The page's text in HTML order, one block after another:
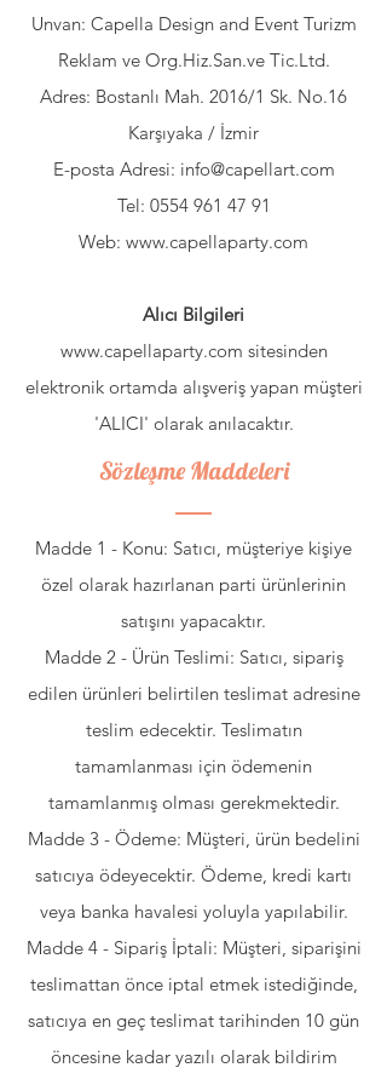
Unvan: Capella Design and Event Turizm
Reklam ve Org.Hiz.San.ve Tic.Ltd.
Adres: Bostanlı Mah. 2016/1 Sk. No.16
Karşıyaka / İzmir
E-posta Adresi: info@capellart.com
Tel: 0554 961 47 91
Web: www.capellaparty.com
Alıcı Bilgileri
www.capellaparty.com sitesinden
elektronik ortamda alışveriş yapan müşteri
'ALICI' olarak anılacaktır.
Sözleşme Maddeleri
Madde 1 - Konu: Satıcı, müşteriye kişiye
özel olarak hazırlanan parti ürünlerinin
satışını yapacaktır.
Madde 2 - Ürün Teslimi: Satıcı, sipariş
edilen ürünleri belirtilen teslimat adresine
teslim edecektir. Teslimatın
tamamlanması için ödemenin
tamamlanmış olması gerekmektedir.
Madde 3 - Ödeme: Müşteri, ürün bedelini
satıcıya ödeyecektir. Ödeme, kredi kartı
veya banka havalesi yoluyla yapılabilir.
Madde 4 - Sipariş İptali: Müşteri, siparişini
teslimattan önce iptal etmek istediğinde,
satıcıya en geç teslimat tarihinden 10 gün
öncesine kadar yazılı olarak bildirim